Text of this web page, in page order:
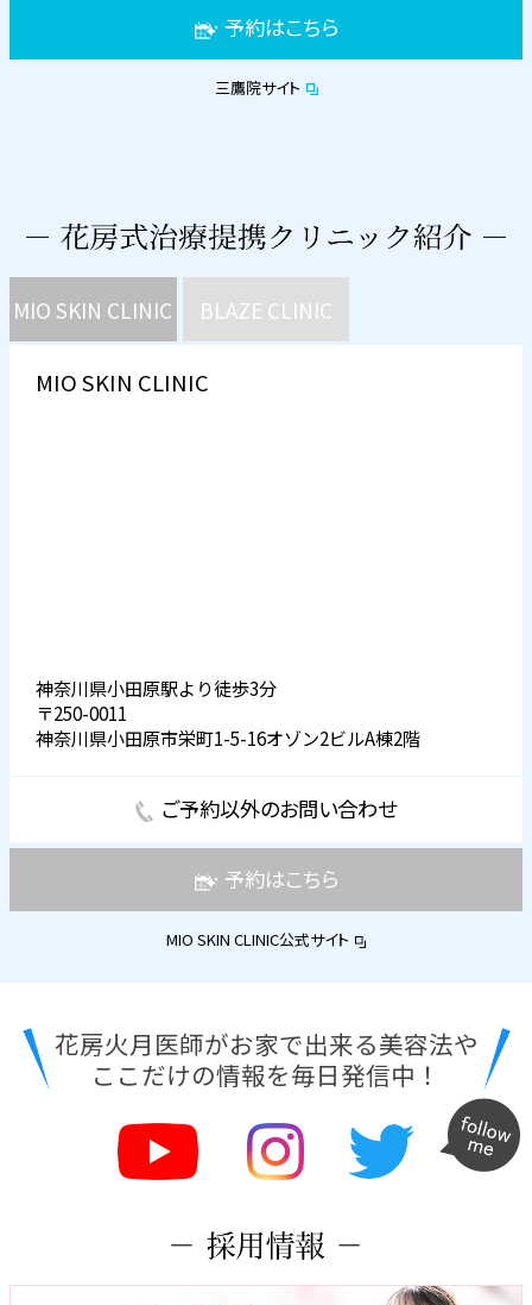
予約はこちら
三鷹院サイト
MIO SKIN CLINIC BLAZE CLINIC
MIO SKIN CLINIC
神奈川県小田原駅より徒歩3分
〒250-0011
神奈川県小田原市栄町1-5-16オゾン2ビルA棟2階
ご予約以外のお問い合わせ
予約はこちら
MIO SKIN CLINIC公式サイト
花房火月医師がお家で出来る美容法や
ここだけの情報を毎日発信中！